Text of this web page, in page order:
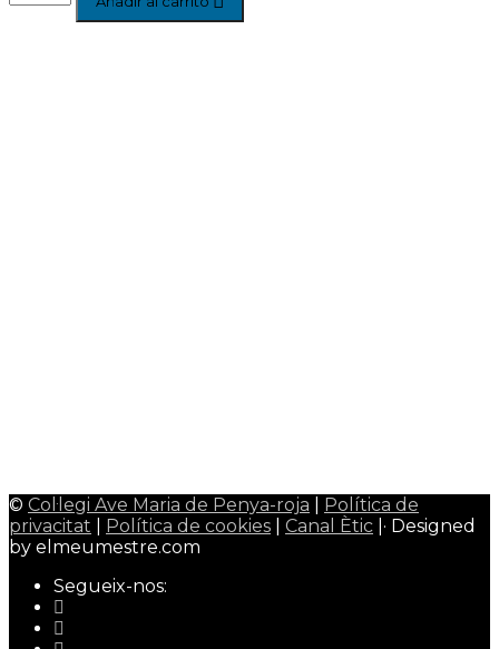
© Col·legi Ave Maria de Penya-roja
Política de
privacitat
Política de cookies Canal Ètic |· Designed
by elmeumestre.com
Segueix-nos: